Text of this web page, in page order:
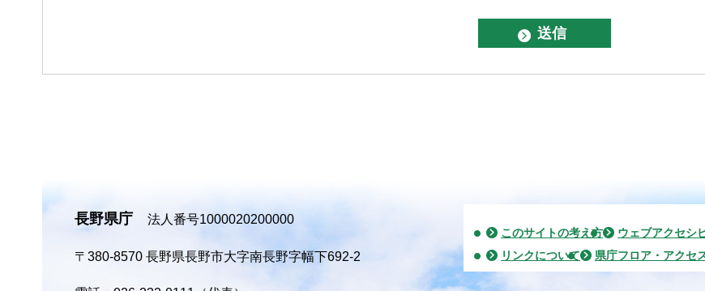
長野県庁 法人番号1000020200000
〒380-8570 長野県長野市大字南長野字幅下692-2
このサイトの考え方 ウェブアクセシ
リンクについて
県庁フロア・アクセ